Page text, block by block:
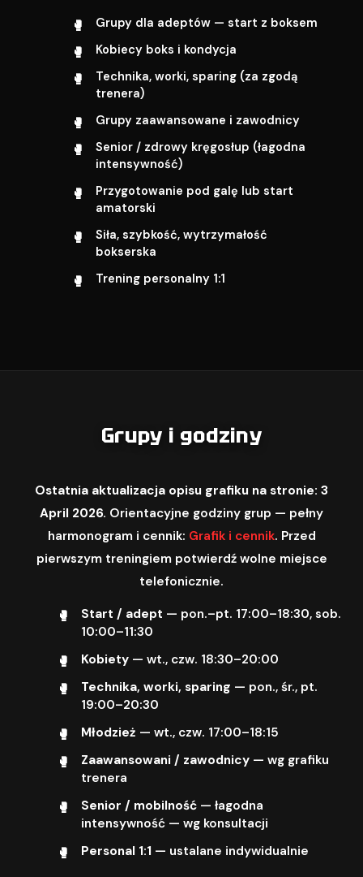
Grupy dla adeptów — start z boksem
Kobiecy boks i kondycja
Technika, worki, sparing (za zgodą
trenera)
Grupy zaawansowane i zawodnicy
Senior / zdrowy kręgosłup (łagodna
intensywność)
Przygotowanie pod galę lub start
amatorski
Siła, szybkość, wytrzymałość
bokserska
Trening personalny 1:1
Grupy i godziny
Ostatnia aktualizacja opisu grafiku na stronie: 3
April 2026. Orientacyjne godziny grup — pełny
harmonogram i cennik: Grafik i cennik. Przed
pierwszym treningiem potwierdź wolne miejsce
telefonicznie.
Start / adept — pon.–pt. 17:00–18:30, sob.
10:00–11:30
Kobiety— wt., czw. 18:30–20:00
Technika, worki, sparing — pon., śr., pt.
19:00–20:30
Młodzież — wt., czw. 17:00–18:15
Zaawansowani / zawodnicy— wg grafiku
trenera
Senior / mobilność— łagodna
intensywność — wg konsultacji
Personal 1:1 — ustalane indywidualnie